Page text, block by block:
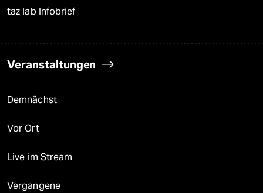
taz lab Infobrief
Veranstaltungen
Demnächst
Vor Ort
Live im Stream
Vergangene